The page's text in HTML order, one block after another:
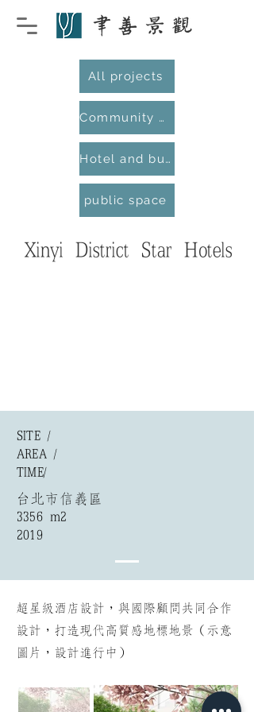
All projects
Community and Residential
Hotel and business district
public space
​Xinyi District Star Hotels
SITE /
AREA /
​TIME/
台北市信義區
3356 m2
2019
超星級酒店設計，與國際顧問共同合作
設計，打造現代高質感地標地景（示意
圖片，設計進行中）